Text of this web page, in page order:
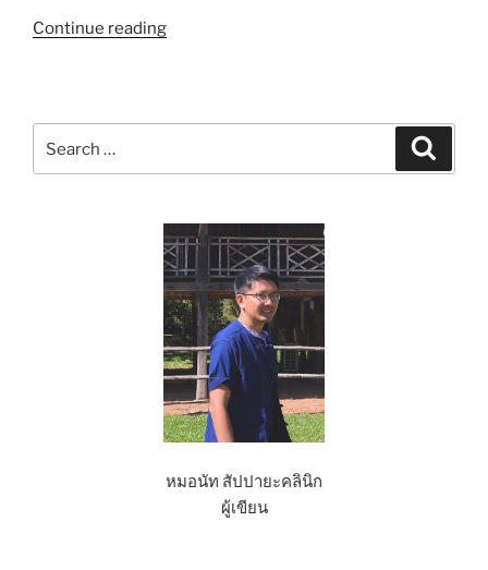
Continue reading“กลิ่น
for:
หมอนัท สัปปายะคลินิก
ผู้เขียน